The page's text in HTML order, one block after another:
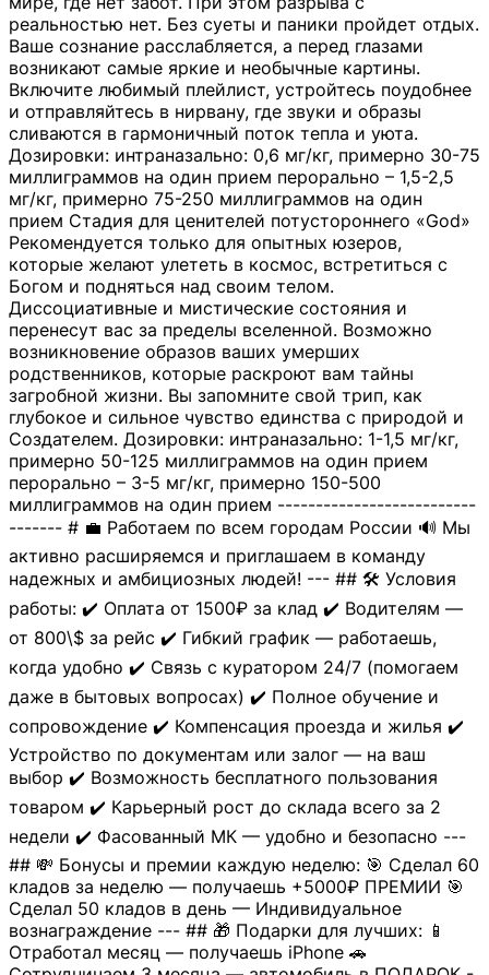
реальностью нет. Без суеты и паники пройдет отдых.
Ваше сознание расслабляется, а перед глазами
возникают самые яркие и необычные картины.
Включите любимый плейлист, устройтесь поудобнее
и отправляйтесь в нирвану, где звуки и образы
сливаются в гармоничный поток тепла и уюта.
Дозировки: интраназально: 0,6 мг/кг, примерно 30-75
миллиграммов на один прием перорально – 1,5-2,5
мг/кг, примерно 75-250 миллиграммов на один
прием Стадия для ценителей потустороннего «God»
Рекомендуется только для опытных юзеров,
которые желают улететь в космос, встретиться с
Богом и подняться над своим телом.
Диссоциативные и мистические состояния и
перенесут вас за пределы вселенной. Возможно
возникновение образов ваших умерших
родственников, которые раскроют вам тайны
загробной жизни. Вы запомните свой трип, как
глубокое и сильное чувство единства с природой и
Создателем. Дозировки: интраназально: 1-1,5 мг/кг,
примерно 50-125 миллиграммов на один прием
перорально – 3-5 мг/кг, примерно 150-500
миллиграммов на один прием --------------------------
------- # 💼 Работаем по всем городам России 🔊 Мы
активно расширяемся и приглашаем в команду
надежных и амбициозных людей! --- ## 🛠 Условия
работы: ✔️ Оплата от 1500₽ за клад ✔️ Водителям —
от 800\$ за рейс ✔️ Гибкий график — работаешь,
когда удобно ✔️ Связь с куратором 24/7 (помогаем
даже в бытовых вопросах) ✔️ Полное обучение и
сопровождение ✔️ Компенсация проезда и жилья ✔️
Устройство по документам или залог — на ваш
выбор ✔️ Возможность бесплатного пользования
товаром ✔️ Карьерный рост до склада всего за 2
недели ✔️ Фасованный МК — удобно и безопасно ---
## 💸 Бонусы и премии каждую неделю: 🎯 Сделал 60
кладов за неделю — получаешь +5000₽ ПРЕМИИ 🎯
Сделал 50 кладов в день — Индивидуальное
вознаграждение --- ## 🎁 Подарки для лучших: 📱
Отработал месяц — получаешь iPhone 🚗